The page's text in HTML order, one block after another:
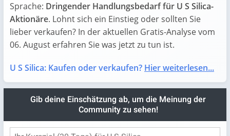
Sprache: Dringender Handlungsbedarf für U S Silica-
Aktionäre. Lohnt sich ein Einstieg oder sollten Sie
lieber verkaufen? In der aktuellen Gratis-Analyse vom
06. August erfahren Sie was jetzt zu tun ist.
U S Silica: Kaufen oder verkaufen? Hier weiterlesen...
Gib deine Einschätzung ab, um die Meinung der
Community zu sehen!